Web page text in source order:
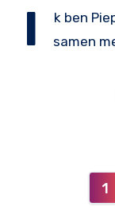
I k ben
samen
Berichten
1